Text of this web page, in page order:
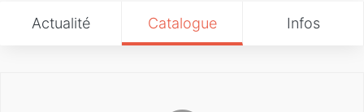
Actualité Catalogue Infos